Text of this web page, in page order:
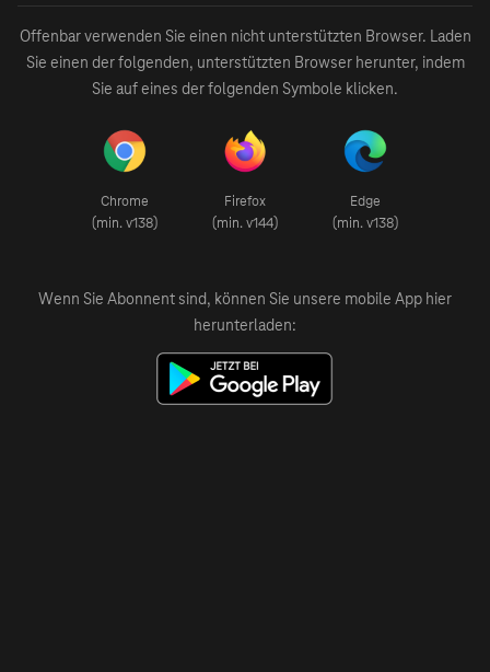
Offenbar verwenden Sie einen nicht unterstützten Browser. Laden
Sie einen der folgenden, unterstützten Browser herunter, indem
Sie auf eines der folgenden Symbole klicken.
Chrome
(min. v138)
Firefox
(min. v144)
Edge
(min. v138)
Wenn Sie Abonnent sind, können Sie unsere mobile App hier
herunterladen: